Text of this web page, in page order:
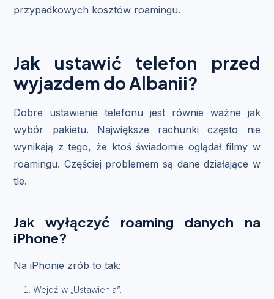
przypadkowych kosztów roamingu.
Jak ustawić telefon przed
wyjazdem do Albanii?
Dobre ustawienie telefonu jest równie ważne jak
wybór pakietu. Największe rachunki często nie
wynikają z tego, że ktoś świadomie oglądał filmy w
roamingu. Częściej problemem są dane działające w
tle.
Jak wyłączyć roaming danych na
iPhone?
Na iPhonie zrób to tak:
Wejdź w „Ustawienia”.